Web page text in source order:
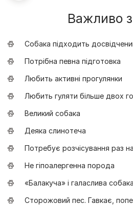
Важливо
Собака підходить
Потрібна певна підготовка
Любить активні прогулянки
Любить гуляти більше двох
Великий собака
Деяка слинотеча
Потребує розчісування раз
Не гіпоалергенна порода
«Балакуча» і галаслива собака
Сторожовий пес. Гавкає,